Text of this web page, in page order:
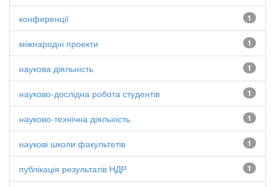
1
конференції
1
міжнародні проекти
1
наукова діяльність
1
науково-дослідна робота студентів
1
науково-технічна діяльність
1
наукові школи факультетів
1
публікація результатів НДР